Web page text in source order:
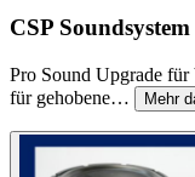
CSP
Pro Sound Upgrade
für gehobene…
Mehr